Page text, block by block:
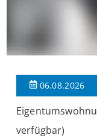
06.08.2026
verfügbar)